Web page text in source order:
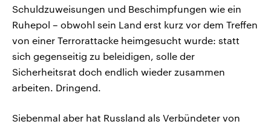
Schuldzuweisungen und Beschimpfungen wie ein
Ruhepol – obwohl sein Land erst kurz vor dem Treffen
von einer Terrorattacke heimgesucht wurde: statt
sich gegenseitig zu beleidigen, solle der
Sicherheitsrat doch endlich wieder zusammen
arbeiten. Dringend.
Siebenmal aber hat Russland als Verbündeter von